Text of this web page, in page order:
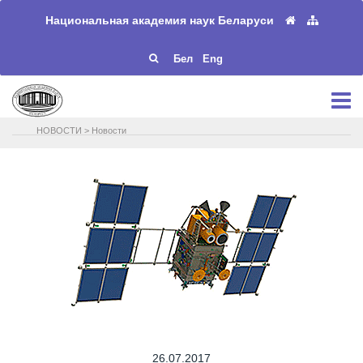
Национальная академия наук Беларуси
Бел Eng
НОВОСТИ > Новости
26.07.2017